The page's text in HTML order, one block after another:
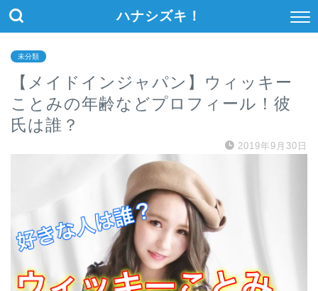
ハナシズキ！
未分類
【メイドインジャパン】ウィッキー
ことみの年齢などプロフィール！彼
氏は誰？
2019年9月30日